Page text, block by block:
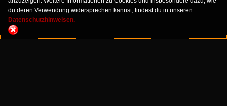
du deren Verwendung widersprechen kannst, findest du in unseren
Datenschutzhinweisen.